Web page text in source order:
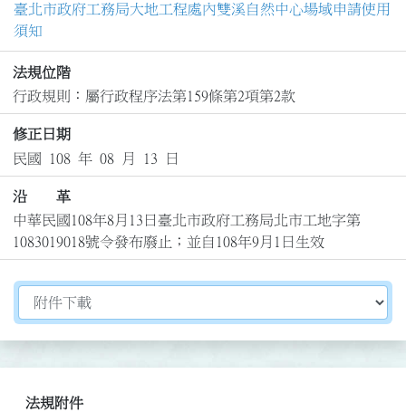
臺北市政府工務局大地工程處內雙溪自然中心場域申請使用
須知
法規位階
行政規則：屬行政程序法第159條第2項第2款
修正日期
民國 108 年 08 月 13 日
沿 革
中華民國108年8月13日臺北市政府工務局北市工地字第
1083019018號令發布廢止；並自108年9月1日生效
切換選擇法規資訊內容
法規附件